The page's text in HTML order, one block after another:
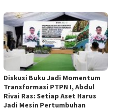
Diskusi Buku Jadi Momentum
Transformasi PTPN I, Abdul
Rivai Ras: Setiap Aset Harus
Jadi Mesin Pertumbuhan